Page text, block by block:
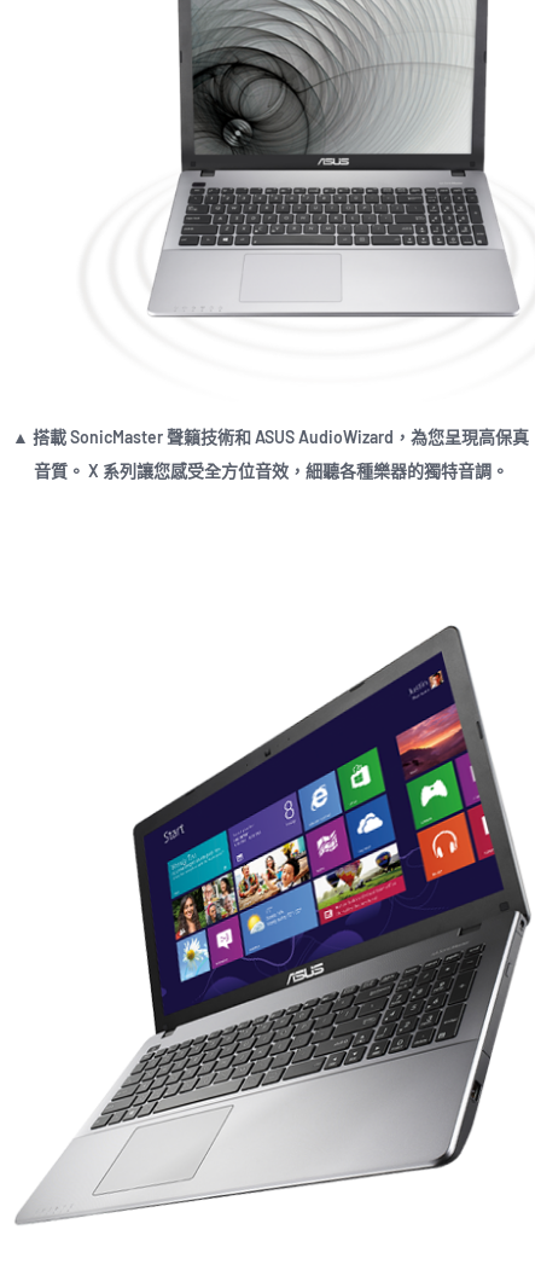
▲ 搭載 SonicMaster 聲籟技術和 ASUS AudioWizard，為您呈現高保真
音質。 X 系列讓您感受全方位音效，細聽各種樂器的獨特音調。